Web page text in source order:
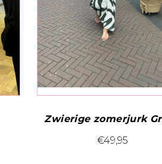
Zwierige zomerjurk
€49,95
Dit